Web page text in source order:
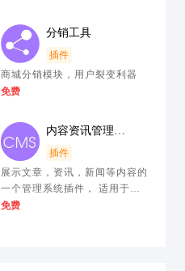
佳丰富多彩， 尤其是魔方布
局，让页面的结构更加立体 安
装前请务必先安装神秘商城主程
序
分销工具
插件
商城分销模块，用户裂变利器
免费
内容资讯管理系统插件
插件
展示文章，资讯，新闻等内容的
一个管理系统插件， 适用于企
业站，博客等内容较多的网站
免费